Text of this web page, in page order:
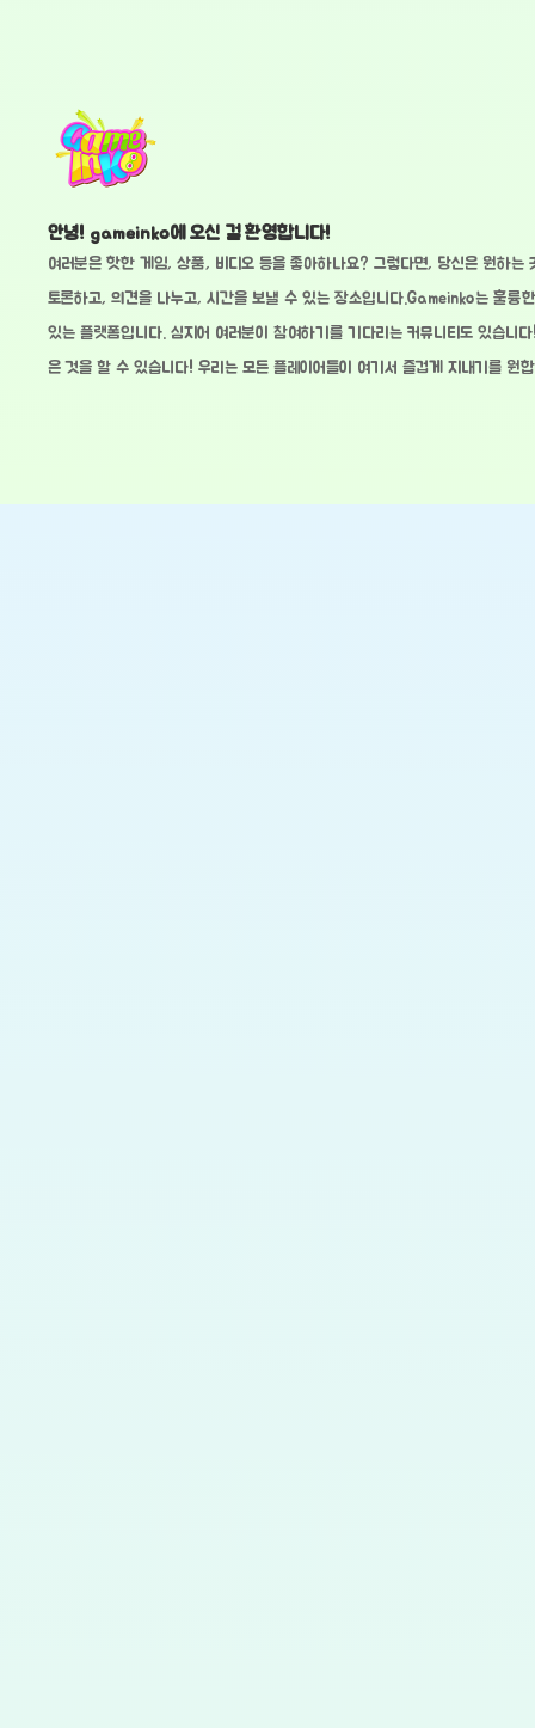
안녕! gameinko에 오신 걸 환영합니다!
여러분은 핫한 게임, 상품, 비디오 등을 좋아하나요? 그렇다면, 당신은 원하는
토론하고, 의견을 나누고, 시간을 보낼 수 있는 장소입니다.Gameinko는 훌륭
있는 플랫폼입니다. 심지어 여러분이 참여하기를 기다리는 커뮤니티도 있습
은 것을 할 수 있습니다! 우리는 모든 플레이어들이 여기서 즐겁게 지내기를 원